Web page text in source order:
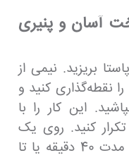
آسان و پنیری
بریزید. نیمی از
را نقطه‌گذاری کنید و
این کار را با
کنید. روی یک
ورقه پخت لبه دار قرار دهید. به مدت 40 دقیقه یا تا